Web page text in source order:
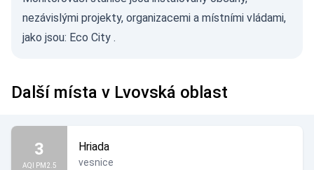
nezávislými projekty, organizacemi a místními vládami,
jako jsou: Eco City .
Další místa v Lvovská oblast
3
AQI PM2.5
Hriada
vesnice